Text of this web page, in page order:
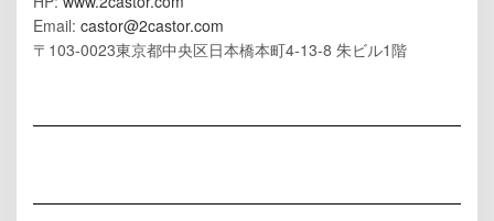
Email: castor@2castor.com
〒103-0023東京都中央区日本橋本町4-13-8 朱ビル1階